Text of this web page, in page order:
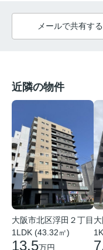
メールで共有する
近隣の物件
大阪市北区浮田２丁目
1LDK (43.32㎡)
13.5万円